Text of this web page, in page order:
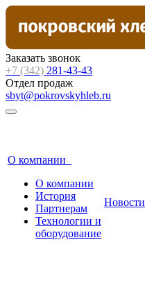
Заказать звонок
+7 (342) 281-43-43
Отдел продаж
sbyt@pokrovskyhleb.ru
О компании
О компании
История
Партнерам
Технологии и
оборудование
Новости